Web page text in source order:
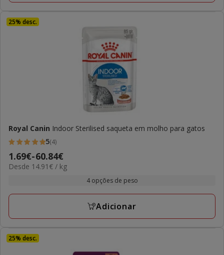
25% desc.
Royal Canin Indoor Sterilised saqueta em molho para gatos
5
estrelas
com
avaliações
5(4)
Preço
de
a
1.69€-60.84€
14.91€
Desde 14.91€ / kg
4 opções de peso
Adicionar
25% desc.